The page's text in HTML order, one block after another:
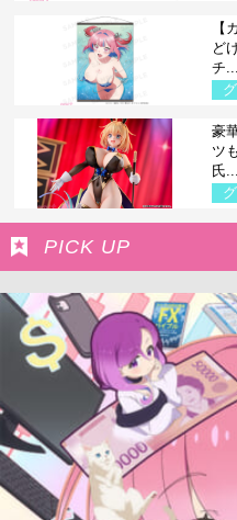
【
ど
チ...
豪
ツ
氏...
PICK UP